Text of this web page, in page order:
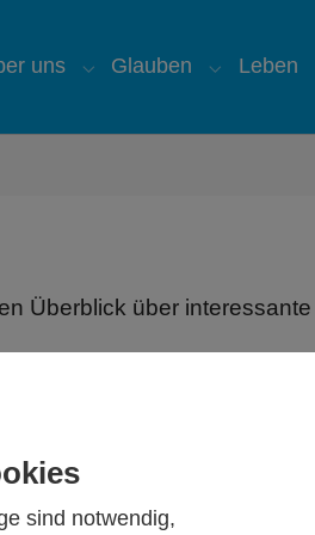
sind notwendig,
for "Aktuelles"
uns
Submenu for "Über uns"
Glauben
Submenu
Leben
Überblick über
St Ursula mit ihrem